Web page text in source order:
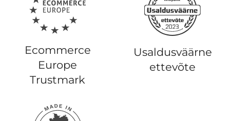
Ecommerce
Europe
Trustmark
Usaldusväärne
ettevõte